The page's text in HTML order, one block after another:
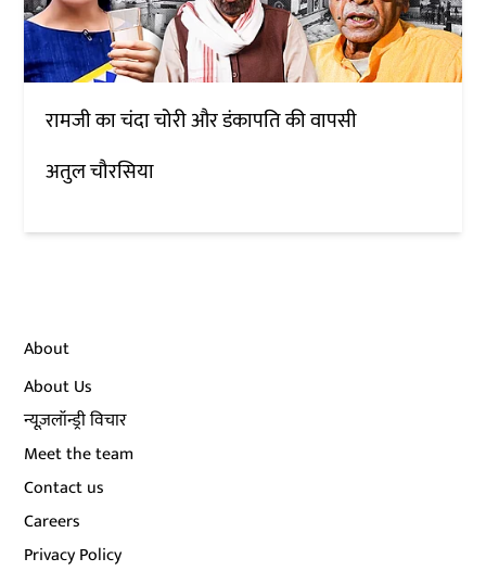
रामजी का चंदा चोरी और डंकापति की वापसी
अतुल चौरसिया
About
About Us
न्यूज़लॉन्ड्री विचार
Meet the team
Contact us
Careers
Privacy Policy